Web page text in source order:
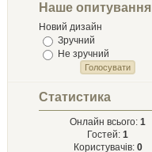
Твору Ырий
Наше опитування
Новий дизайн
Зручний
Не зручний
Статистика
Онлайн всього: 1
Гостей: 1
Користувачів: 0